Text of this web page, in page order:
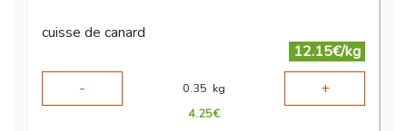
cuisse de canard
12.15€/kg
-
0.35 kg +
4.25€